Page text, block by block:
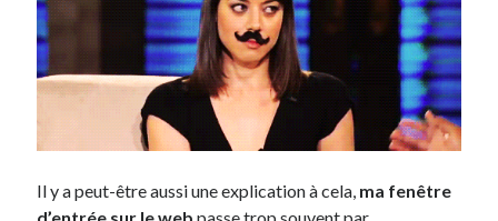
Il y a peut-être aussi une explication à cela, ma fenêtre